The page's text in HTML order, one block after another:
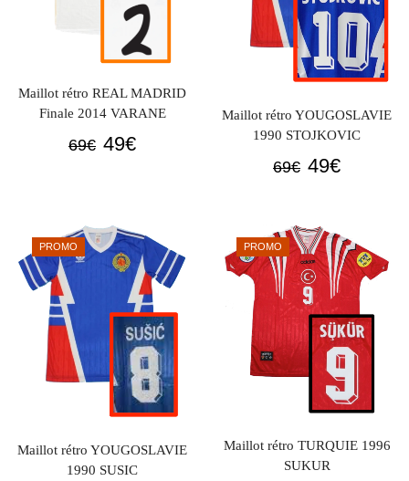
Maillot rétro REAL MADRID
Finale 2014 VARANE
69€ Le
69€.
49€Le
49€.
Maillot rétro YOUGOSLAVIE
1990 STOJKOVIC
69€ Le
était :
69€.
49€Le
est :
49€.
PROMO
Maillot rétro YOUGOSLAVIE
1990 SUSIC
PROMO
Maillot rétro TURQUIE 1996
SUKUR